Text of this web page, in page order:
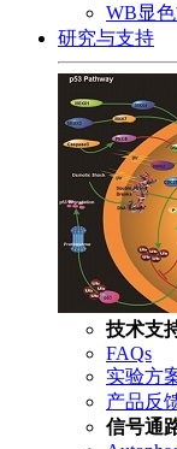
WB显
研究与支持
技术支
FAQs
实验方
产品反
信号通